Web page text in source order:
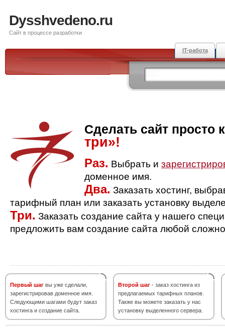
Dysshvedeno.ru
Сайт в процессе разработки
IT-работа
Сделать сайт просто
три»!
Раз. Выбрать и
доменное имя.
Два. Заказать хостинг,
тарифный план или заказать установку
Три. Заказать создание сайта у нашего
предложить вам создание сайта любой
Первый шаг вы уже сделали,
зарегистрировав доменное имя.
Следующими шагами будут заказ
хостинга и создание сайта.
Второй шаг - заказ хостинга из
предлагаемых тарифных планов.
Также вы можете заказать у нас
установку выделенного сервера.